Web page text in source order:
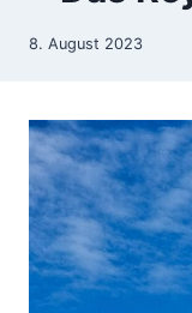
8. August 2023